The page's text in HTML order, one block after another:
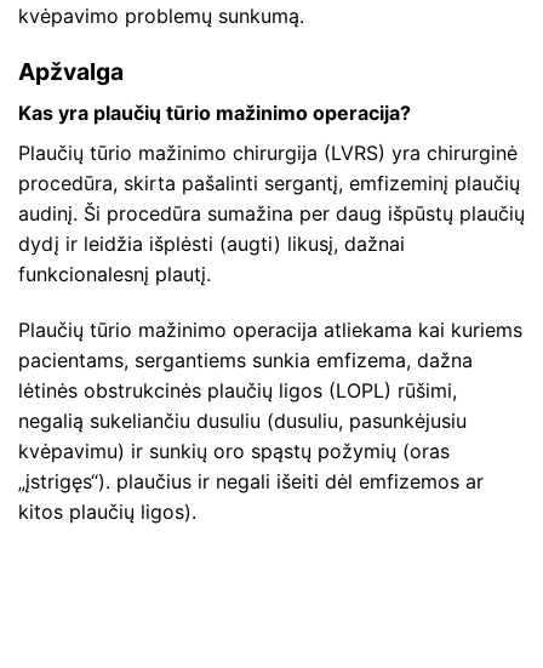
kvėpavimo problemų sunkumą.
Apžvalga
Kas yra plaučių tūrio mažinimo operacija?
Plaučių tūrio mažinimo chirurgija (LVRS) yra chirurginė
procedūra, skirta pašalinti sergantį, emfizeminį plaučių
audinį. Ši procedūra sumažina per daug išpūstų plaučių
dydį ir leidžia išplėsti (augti) likusį, dažnai
funkcionalesnį plautį.
Plaučių tūrio mažinimo operacija atliekama kai kuriems
pacientams, sergantiems sunkia emfizema, dažna
lėtinės obstrukcinės plaučių ligos (LOPL) rūšimi,
negalią sukeliančiu dusuliu (dusuliu, pasunkėjusiu
kvėpavimu) ir sunkių oro spąstų požymių (oras
„įstrigęs“). plaučius ir negali išeiti dėl emfizemos ar
kitos plaučių ligos).